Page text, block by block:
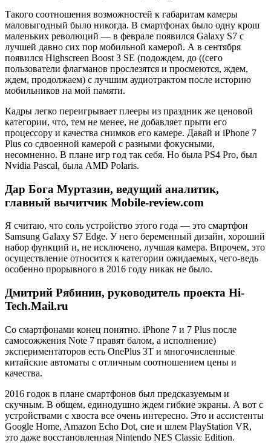
Такого соотношения возможностей к габаритам камеры
маловыгодный было никогда. В смартфонах было одну крош
маленьких революций — в феврале появился Galaxy S7 с
лучшей давно сих пор мобильной камерой. А в сентября
появился Highscreen Boost 3 SE (подождем, до ((сего
пользователи флагманов прослезятся и просмеются, ждем,
ждем, продолжаем) с лучшим аудиотрактом после историю
мобильников на мой памяти.
Кадры легко переигрывает плееры из праздник же ценовой
категории, что, тем не менее, не добавляет прыти его
процессору и качества снимков его камере. Давай и iPhone 7
Plus со сдвоенной камерой с разными фокусными,
несомненно. В плане игр год так себя. Но была PS4 Pro, был
Nvidia Pascal, была AMD Polaris.
Дар Бога Муртазин, ведущий аналитик,
главный вычитчик Mobile-review.com
Я считаю, что соль устройство этого года — это смартфон
Samsung Galaxy S7 Edge. У него беременный дизайн, хороший
набор функций и, не исключено, лучшая камера. Впрочем, это
осуществление относится к категории ожидаемых, чего-ведь
особенно прорывного в 2016 году никак не было.
Дмитрий Рябинин, руководитель проекта Hi-
Tech.Mail.ru
Со смартфонами конец понятно. iPhone 7 и 7 Plus после
самосожжения Note 7 правят балом, а исполнение)
экспериментаторов есть OnePlus 3T и многочисленные
китайские автоматы с отличным соотношением цены и
качества.
2016 годок в плане смартфонов был предсказуемым и
скучным. В общем, единодушно ждем гибкие экраны. А вот с
устройствами с хвоста все очень интересно. Это и ассистенты
Google Home, Amazon Echo Dot, сие и шлем PlayStation VR,
это даже восстановленная Nintendo NES Classic Edition.